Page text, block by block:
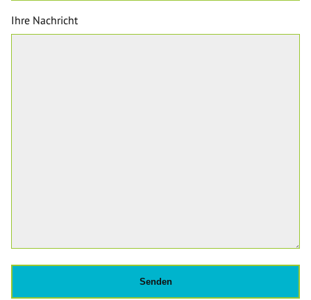
Ihre Nachricht